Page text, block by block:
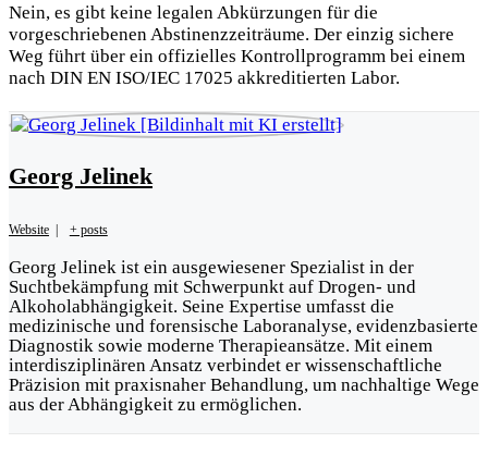
Nein, es gibt keine legalen Abkürzungen für die
vorgeschriebenen Abstinenzzeiträume. Der einzig sichere
Weg führt über ein offizielles Kontrollprogramm bei einem
nach DIN EN ISO/IEC 17025 akkreditierten Labor.
Georg Jelinek
Website + posts
Georg Jelinek ist ein ausgewiesener Spezialist in der
Suchtbekämpfung mit Schwerpunkt auf Drogen- und
Alkoholabhängigkeit. Seine Expertise umfasst die
medizinische und forensische Laboranalyse, evidenzbasierte
Diagnostik sowie moderne Therapieansätze. Mit einem
interdisziplinären Ansatz verbindet er wissenschaftliche
Präzision mit praxisnaher Behandlung, um nachhaltige Wege
aus der Abhängigkeit zu ermöglichen.